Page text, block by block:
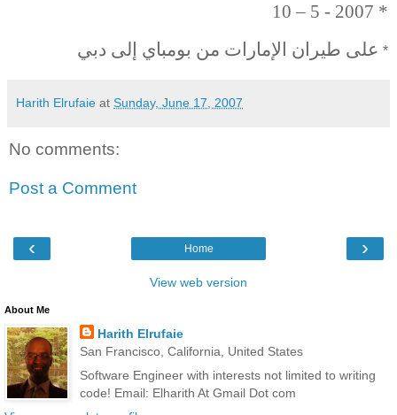
10 – 5 - 2007 *
على طيران الإمارات من بومباي إلى دبي *
Harith Elrufaie at Sunday, June 17, 2007
No comments:
Post a Comment
‹ ›
Home
View web version
About Me
Harith Elrufaie
San Francisco, California, United States
Software Engineer with interests not limited to writing
code! Email: Elharith At Gmail Dot com